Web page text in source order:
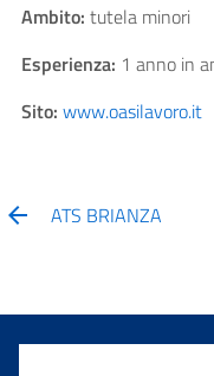
Ambito: tutela minori
Esperienza: 1 anno in
Sito: www.oasilavoro.it
ATS BRIANZA